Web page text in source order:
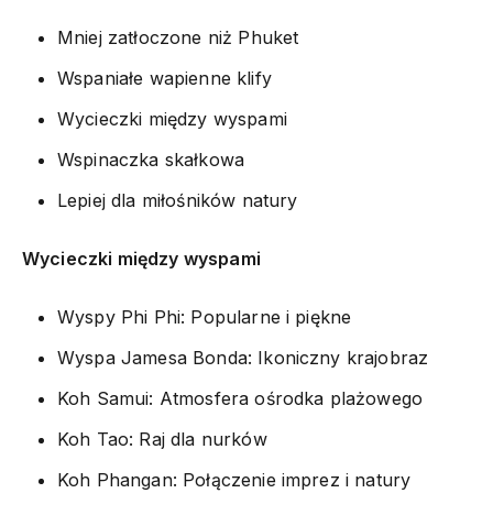
Mniej zatłoczone niż Phuket
Wspaniałe wapienne klify
Wycieczki między wyspami
Wspinaczka skałkowa
Lepiej dla miłośników natury
Wycieczki między wyspami
Wyspy Phi Phi: Popularne i piękne
Wyspa Jamesa Bonda: Ikoniczny krajobraz
Koh Samui: Atmosfera ośrodka plażowego
Koh Tao: Raj dla nurków
Koh Phangan: Połączenie imprez i natury